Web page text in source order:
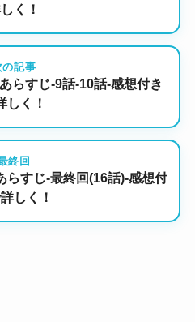
く！
の記事
らすじ-9話-10話-感想付き
しく！
終回
らすじ-最終回(16話)-感想付
しく！